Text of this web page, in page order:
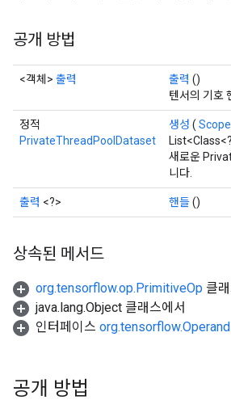
공개 방법
<객체> 출력 출력 ()
텐서의 기호
정적
PrivateThreadPoolDataset
생성 ( Scope
새로운
니다.
출력 <?> 핸들()
상속된 메서드
org.tensorflow.op.PrimitiveOp 클
java.lang.Object 클래스에서
인터페이스 org.tensorflow.Operand
공개 방법